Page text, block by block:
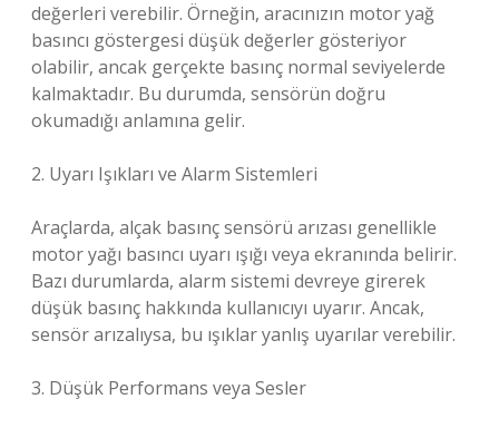
değerleri verebilir. Örneğin, aracınızın motor yağ
basıncı göstergesi düşük değerler gösteriyor
olabilir, ancak gerçekte basınç normal seviyelerde
kalmaktadır. Bu durumda, sensörün doğru
okumadığı anlamına gelir.
2. Uyarı Işıkları ve Alarm Sistemleri
Araçlarda, alçak basınç sensörü arızası genellikle
motor yağı basıncı uyarı ışığı veya ekranında belirir.
Bazı durumlarda, alarm sistemi devreye girerek
düşük basınç hakkında kullanıcıyı uyarır. Ancak,
sensör arızalıysa, bu ışıklar yanlış uyarılar verebilir.
3. Düşük Performans veya Sesler